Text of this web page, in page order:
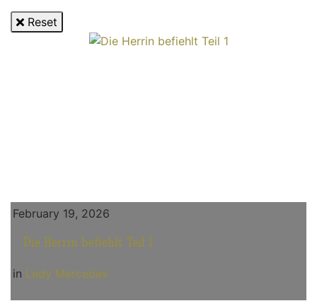
Reset
February 19, 2026
Die Herrin befiehlt Teil 1
in Lady Mercedes